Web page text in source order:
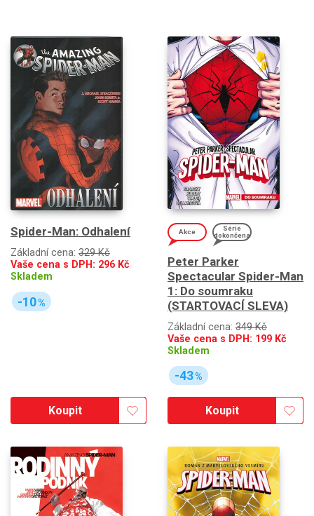
Spider-Man: Odhalení
Základní cena: 329 Kč
Vaše cena s DPH: 296 Kč
Skladem
-10%
Koupit
Akce
Série
dokončena
Peter Parker
Spectacular Spider-Man
1: Do soumraku
(STARTOVACÍ SLEVA)
Základní cena: 349 Kč
Vaše cena s DPH: 199 Kč
Skladem
-43%
Koupit